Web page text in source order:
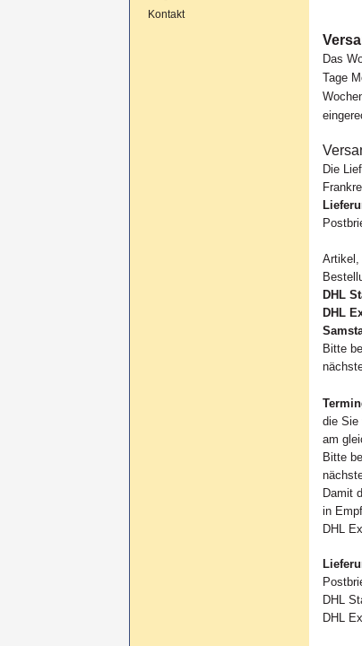
Kontakt
Das
Tage
Die
Artikel,
DHL
DHL
Bitte
die Sie
am
Bitte
Damit
in
DHL
DHL
DHL